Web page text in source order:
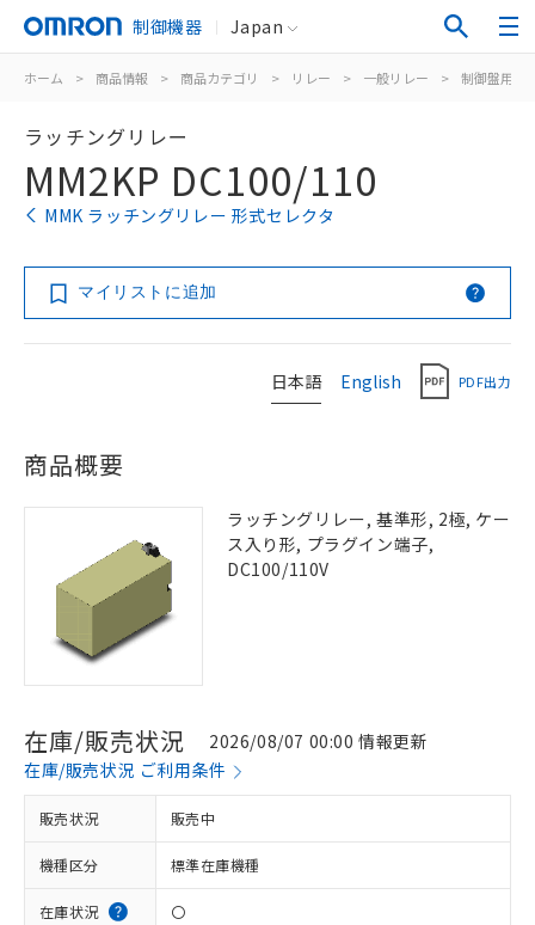
制御機器 Japan
ホーム > 商品情報 > 商品カテゴリ > リレー > 一般リレー > 制御盤用
ラッチングリレー
MM2KP DC100/110
MMK ラッチングリレー 形式セレクタ
マイリストに追加
日本語 English PDF出力
商品概要
ラッチングリレー, 基準形, 2極, ケー
ス入り形, プラグイン端子,
DC100/110V
在庫/販売状況
2026/08/07 00:00 情報更新
在庫/販売状況 ご利用条件
販売状況 販売中
機種区分 標準在庫機種
在庫状況 〇